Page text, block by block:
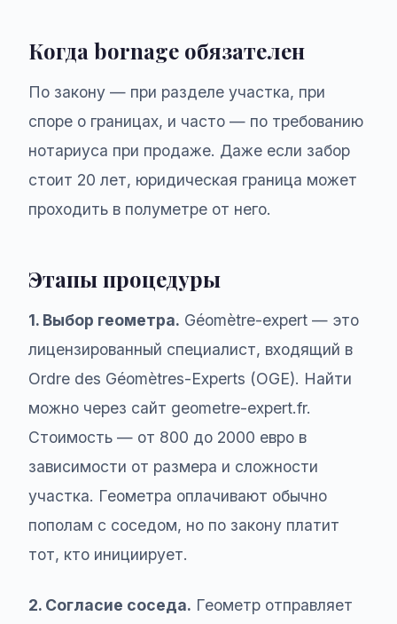
Когда bornage обязателен
По закону — при разделе участка, при
споре о границах, и часто — по требованию
нотариуса при продаже. Даже если забор
стоит 20 лет, юридическая граница может
проходить в полуметре от него.
Этапы процедуры
1. Выбор геометра. Géomètre-expert — это
лицензированный специалист, входящий в
Ordre des Géomètres-Experts (OGE). Найти
можно через сайт geometre-expert.fr.
Стоимость — от 800 до 2000 евро в
зависимости от размера и сложности
участка. Геометра оплачивают обычно
пополам с соседом, но по закону платит
тот, кто инициирует.
2. Согласие соседа. Геометр отправляет